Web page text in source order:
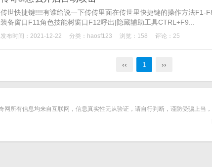
传世快捷键!!!!有谁给说一下传传里面在传世里快捷键的操作方法F1-
装备窗口F11角色技能树窗口F12呼出|隐藏辅助工具CTRL+F9...
发布时间：2021-12-22 分类： haosf123 浏览：158 评论：25
‹‹ 1 ››
网所有信息均来自互联网，信息真实性无从验证，请自行判断，谨防受骗上